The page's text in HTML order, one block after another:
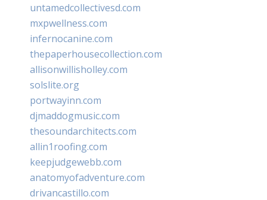
untamedcollectivesd.com
mxpwellness.com
infernocanine.com
thepaperhousecollection.com
allisonwillisholley.com
solslite.org
portwayinn.com
djmaddogmusic.com
thesoundarchitects.com
allin1roofing.com
keepjudgewebb.com
anatomyofadventure.com
drivancastillo.com